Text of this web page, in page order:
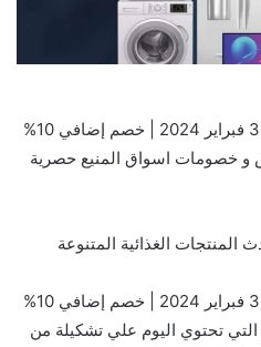
مجلة عروض المنيع حتي السبت 3 فبراير 2024 | خصم إضافي 10%
و خصومات اسواق المنيع حصرية
الغذائية المتنوعة
مجلة عروض المنيع حتي السبت 3 فبراير 2024 | خصم إضافي 10%
التي تحتوي اليوم علي تشكيلة من